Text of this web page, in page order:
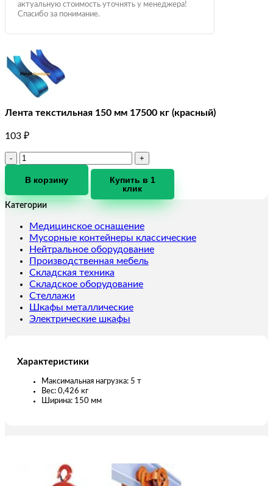
актуальную стоимость уточнять у менеджера!
Спасибо за понимание.
Лента текстильная 150 мм 17500 кг (красный)
103 ₽
Количество
Лента
150
17500
кг
(красный)
В корзину
Купить в 1
клик
Категории
Медицинское оснащение
Мусорные контейнеры классические
Нейтральное оборудование
Производственная мебель
Складская техника
Складское оборудование
Стеллажи
Шкафы металлические
Электрические шкафы
Характеристики
Максимальная нагрузка: 5 т
Вес: 0,426 кг
Ширина: 150 мм